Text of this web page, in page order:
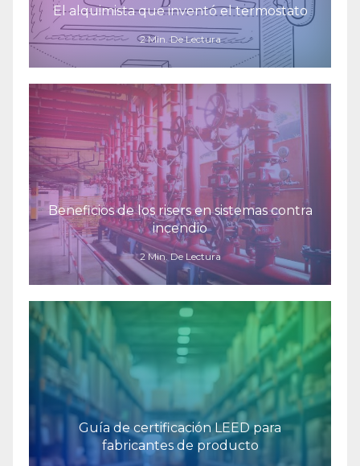
El alquimista que inventó el termostato
2 Min. De Lectura
Beneficios de los risers en sistemas contra
incendio
2 Min. De Lectura
Guía de certificación LEED para
fabricantes de producto